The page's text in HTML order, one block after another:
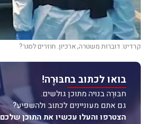
קרדיט: דוברות משטרה, ארכיון. חוזרים לסגר?
בואו לכתוב בחבּוּרֶה!
חבּוּרֶה בנויה מתוכן גולשים.
גם אתם מעוניינים לכתוב ולהשפיע?
הצטרפו והעלו עכשיו את התוכן שלכם